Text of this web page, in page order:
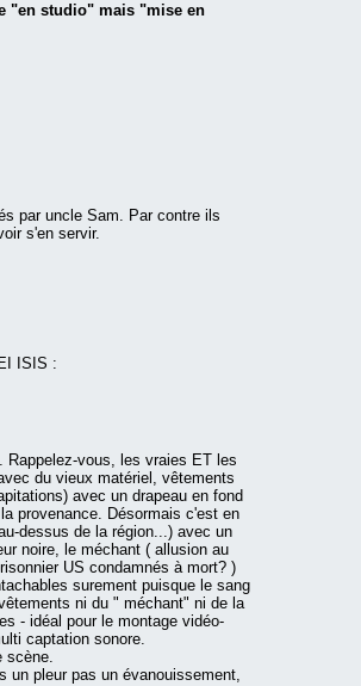
"en studio" mais "mise en
par uncle Sam. Par contre ils
s'en servir.
ISIS :
vous, les vraies ET les
du vieux matériel, vêtements
avec un drapeau en fond
provenance. Désormais c'est en
dessus de la région...) avec un
noire, le méchant ( allusion au
US condamnés à mort? )
surement puisque le sang
ni du " méchant" ni de la
- idéal pour le montage vidéo-
captation sonore.
scène.
un pleur pas un évanouissement,